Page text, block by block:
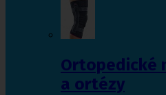
Ortopedické
a ortézy